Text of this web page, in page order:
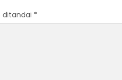
ditandai *